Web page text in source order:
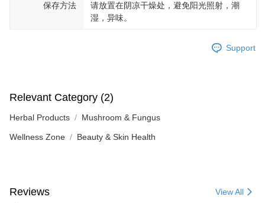
保存方法
请放置在阴凉干燥处，避免阳光照射，潮
湿，异味。
Support
Relevant Category (2)
Herbal Products Mushroom & Fungus
Wellness Zone Beauty & Skin Health
Reviews View All